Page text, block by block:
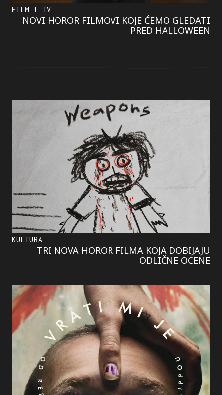
FILM I TV
NOVI HOROR FILMOVI KOJE ĆEMO GLEDATI
PRED HALLOWEEN
KULTURA
TRI NOVA HOROR FILMA KOJA DOBIJAJU
ODLIČNE OCENE